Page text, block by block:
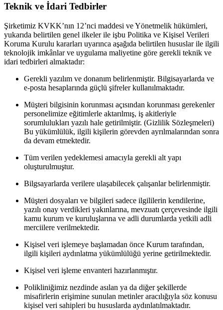
Teknik ve İdari Tedbirler
Şirketimiz KVKK’nın 12’nci maddesi ve Yönetmelik hükümleri,
yukarıda belirtilen genel ilkeler ile işbu Politika ve Kişisel Verileri
Koruma Kurulu kararları uyarınca aşağıda belirtilen hususlar ile ilgili
teknolojik imkânlar ve uygulama maliyetine göre gerekli teknik ve
idari tedbirleri almaktadır:
Gerekli yazılım ve donanım belirlenmiştir. Bilgisayarlarda ve
e-posta hesaplarında güçlü şifreler kullanılmaktadır.
Müşteri bilgisinin korunması açısından korunması gerekenler
personelimize eğitimlerle aktarılmış, iş akitleriyle
sorumlulukları yazılı hale getirilmiştir. (Gizlilik Sözleşmeleri)
Bu yükümlülük, ilgili kişilerin görevden ayrılmalarından sonra
da devam etmektedir.
Tüm verilen yedeklemesi amacıyla gerekli alt yapı
oluşturulmuştur.
Bilgsayarlarda verilere ulaşabilecek çalışanlar belirlenmiştir.
Müşteri dosyaları ve bilgileri sadece ilgililerin kendilerine,
yazılı onay verdikleri yakınlarına, mevzuatı çerçevesinde ilgili
kamu kurum ve kuruluşlarına ve adli durumlarda yetkili adli
merciilere verilmektedir.
Kişisel veri işlemeye başlamadan önce Kurum tarafından,
ilgili kişileri aydınlatma yükümlülüğü yerine getirilmektedir.
Kişisel veri işleme envanteri hazırlanmıştır.
Polikliniğimiz nezdinde asılan ya da diğer şekillerde
misafirlerin erişimine sunulan metinler aracılığıyla söz konusu
kişisel veri sahipleri bu hususlarda aydınlatılmaktadır.